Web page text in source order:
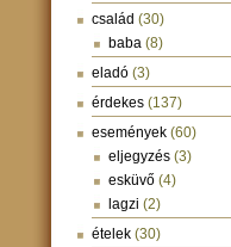
család (30)
baba (8)
eladó (3)
érdekes (137)
események (60)
eljegyzés (3)
esküvő (4)
lagzi (2)
ételek (30)